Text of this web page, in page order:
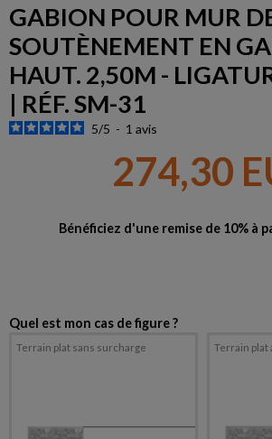
GABION POUR MUR
SOUTÈNEMENT EN
HAUT. 2,50M -
| RÉF. SM-31
5/5 - 1 avis
274,30
Bénéficiez d'une remise de 10% à
Quel est mon cas de figure ?
Terrain plat sans surcharge Terrain plat